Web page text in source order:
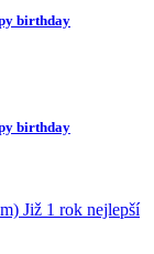
birthday
birthday